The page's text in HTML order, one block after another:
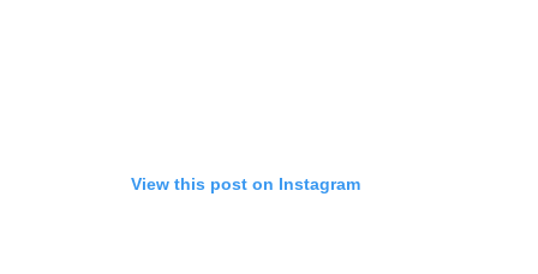
View this post on Instagram